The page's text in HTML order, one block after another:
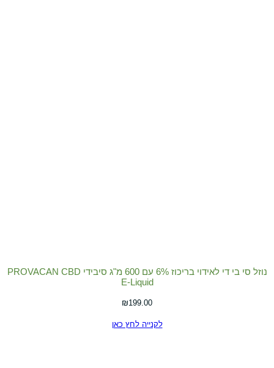
נוזל סי בי די לאידוי בריכוז 6% עם 600 מ"ג סיבידי PROVACAN CBD
E-Liquid
₪199.00
לקנייה לחץ כאן